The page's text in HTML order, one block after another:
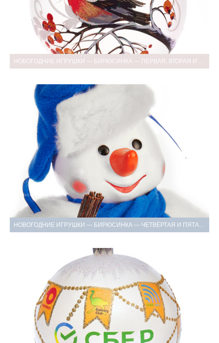
НОВОГОДНИЕ ИГРУШКИ — БИРЮСИНКА — ПЕРВАЯ, ВТОРАЯ И ТРЕТЬЯ СЪЁМКА
НОВОГОДНИЕ ИГРУШКИ — БИРЮСИНКА — ЧЕТВЁРТАЯ И ПЯТАЯ СЪЁМКА